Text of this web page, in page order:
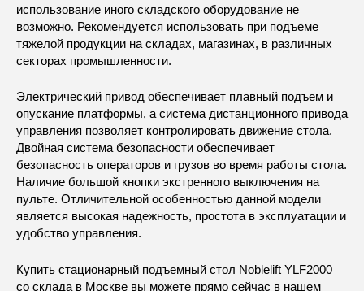
использование иного складского оборудование не
возможно. Рекомендуется использовать при подъеме
тяжелой продукции на складах, магазинах, в различных
секторах промышленности.
Электрический привод обеспечивает плавный подъем и
опускание платформы, а система дистанционного привода
управления позволяет контролировать движение стола.
Двойная система безопасности обеспечивает
безопасность операторов и грузов во время работы стола.
Наличие большой кнопки экстренного выключения на
пульте. Отличительной особенностью данной модели
является высокая надежность, простота в эксплуатации и
удобство управления.
Купить стационарный подъемный стол Noblelift YLF2000
со склада в Москве вы можете прямо сейчас в нашем